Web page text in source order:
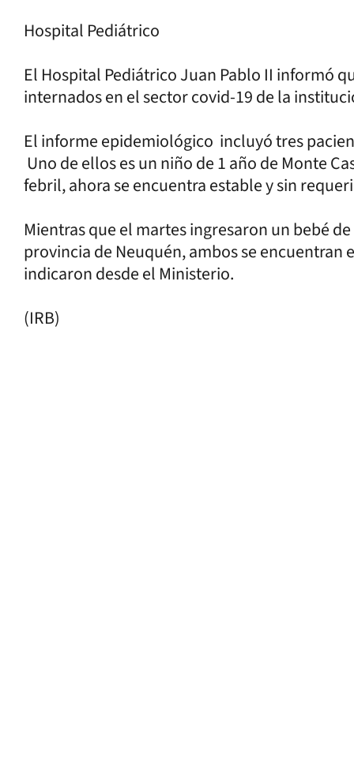
Hospital Pediátrico
El Hospital Pediátrico Juan Pablo II informó
internados en el sector covid-19 de la
El informe epidemiológico incluyó tres
Uno de ellos es un niño de 1 año de Monte
febril, ahora se encuentra estable y sin
Mientras que el martes ingresaron un bebé
provincia de Neuquén, ambos se
indicaron desde el Ministerio.
(IRB)